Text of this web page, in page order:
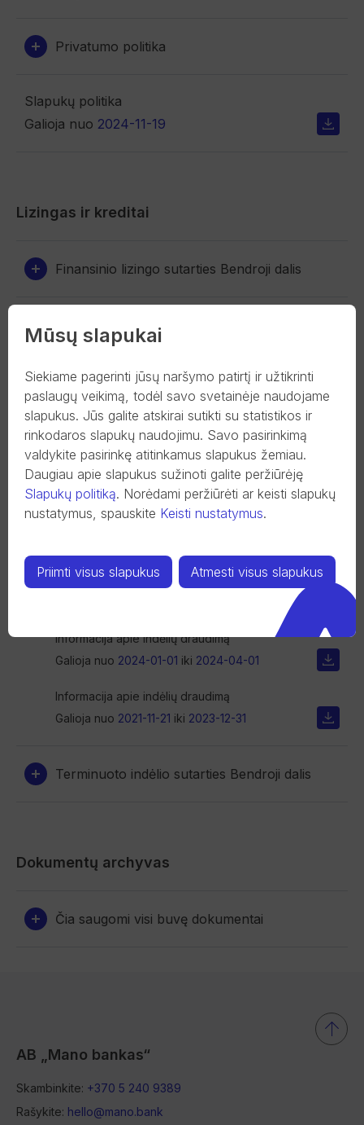
Privatumo politika
Slapukų politika
Galioja nuo 2024-11-19
Lizingas ir kreditai
Finansinio lizingo sutarties Bendroji dalis
Kredito sutarties juridiniams asmenims
Bendroji dalis
Indėliai
Pagrindinė informacija apie indėlių draudimą
Informacija apie indėlių draudimą
Informacija apie indėlių draudimą
Informacija apie indėlių draudimą
Galioja nuo 2024-01-01 iki 2024-04-01
Informacija apie indėlių draudimą
Galioja nuo 2021-11-21 iki 2023-12-31
Terminuoto indėlio sutarties Bendroji dalis
Dokumentų archyvas
Čia saugomi visi buvę dokumentai
AB „Mano bankas“
Skambinkite: +370 5 240 9389
Rašykite: hello@mano.bank
Mūsų slapukai
Siekiame pagerinti jūsų naršymo patirtį ir užtikrinti
paslaugų veikimą, todėl savo svetainėje naudojame
slapukus. Jūs galite atskirai sutikti su statistikos ir
rinkodaros slapukų naudojimu. Savo pasirinkimą
valdykite pasirinkę atitinkamus slapukus žemiau.
Daugiau apie slapukus sužinoti galite peržiūrėję
Slapukų politiką. Norėdami peržiūrėti ar keisti slapukų
nustatymus, spauskite Keisti nustatymus.
Priimti visus slapukus Atmesti visus slapukus